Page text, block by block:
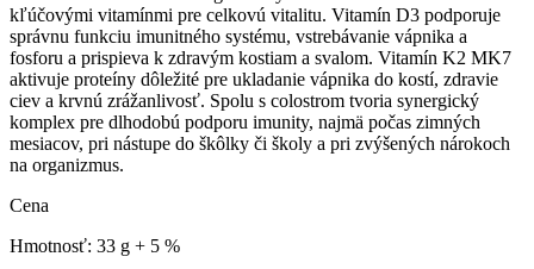
kľúčovými vitamínmi pre celkovú vitalitu. Vitamín D3 podporuje
správnu funkciu imunitného systému, vstrebávanie vápnika a
fosforu a prispieva k zdravým kostiam a svalom. Vitamín K2 MK7
aktivuje proteíny dôležité pre ukladanie vápnika do kostí, zdravie
ciev a krvnú zrážanlivosť. Spolu s colostrom tvoria synergický
komplex pre dlhodobú podporu imunity, najmä počas zimných
mesiacov, pri nástupe do škôlky či školy a pri zvýšených nárokoch
na organizmus.
Cena
Hmotnosť: 33 g + 5 %